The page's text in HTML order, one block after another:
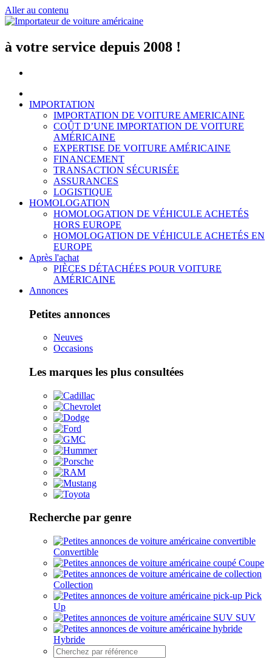
Aller au contenu
à votre service depuis 2008 !
IMPORTATION
IMPORTATION DE VOITURE AMERICAINE
COÛT D’UNE IMPORTATION DE VOITURE
AMÉRICAINE
EXPERTISE DE VOITURE AMÉRICAINE
FINANCEMENT
TRANSACTION SÉCURISÉE
ASSURANCES
LOGISTIQUE
HOMOLOGATION
HOMOLOGATION DE VÉHICULE ACHETÉS
HORS EUROPE
HOMOLOGATION DE VÉHICULE ACHETÉS EN
EUROPE
Après l'achat
PIÈCES DÉTACHÉES POUR VOITURE
AMÉRICAINE
Annonces
Petites annonces
Neuves
Occasions
Les marques les plus consultées
Recherche par genre
Convertible
Coupe
Collection
Pick
Up
SUV
Hybride